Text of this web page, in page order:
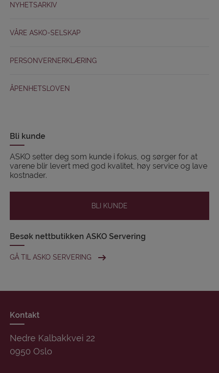
NYHETSARKIV
VÅRE ASKO-SELSKAP
PERSONVERNERKLÆRING
ÅPENHETSLOVEN
Bli kunde
ASKO setter deg som kunde i fokus, og sørger for at
varene blir levert med god kvalitet, høy service og lave
kostnader.
BLI KUNDE
Besøk nettbutikken ASKO Servering
GÅ TIL ASKO SERVERING
Kontakt
Nedre Kalbakkvei 22
0950 Oslo